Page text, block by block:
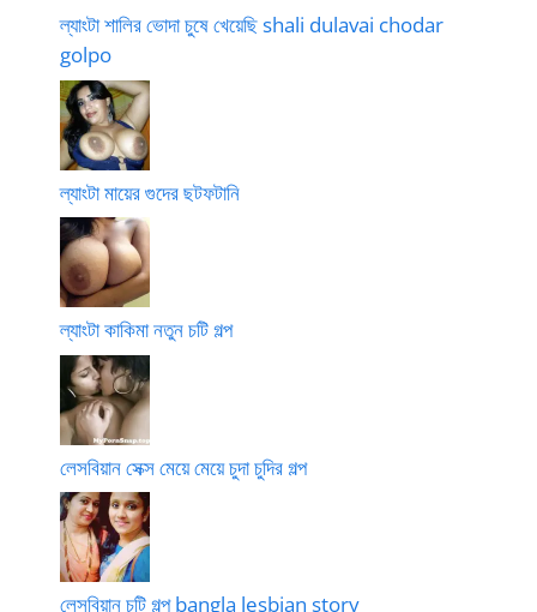
ল্যাংটা শালির ভোদা চুষে খেয়েছি shali dulavai chodar
golpo
ল্যাংটা মায়ের গুদের ছটফটানি
ল্যাংটা কাকিমা নতুন চটি গল্প
লেসবিয়ান সেক্স মেয়ে মেয়ে চুদা চুদির গল্প
লেসবিয়ান চটি গল্প bangla lesbian story